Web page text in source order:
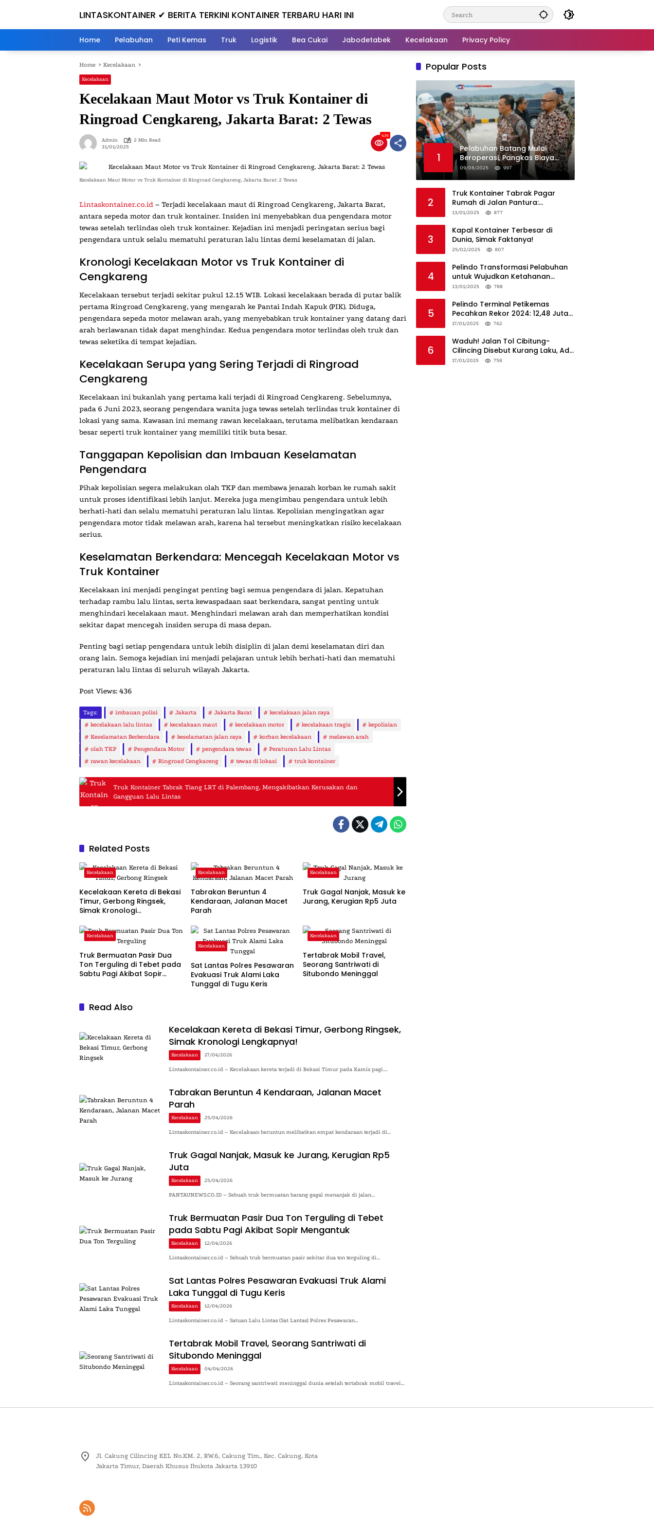
LINTASKONTAINER ✔ BERITA TERKINI KONTAINER TERBARU HARI INI
Home Pelabuhan Peti Kemas Truk Logistik Bea Cukai Jabodetabek Kecelakaan Privacy Policy
Home Kecelakaan
Kecelakaan
Kecelakaan Maut Motor vs Truk Kontainer di
Ringroad Cengkareng, Jakarta Barat: 2 Tewas
Admin
2 Min Read
31/01/2025
436
Kecelakaan Maut Motor vs Truk Kontainer di Ringroad Cengkareng, Jakarta Barat: 2 Tewas
Lintaskontainer.co.id – Terjadi kecelakaan maut di Ringroad Cengkareng, Jakarta Barat,
antara sepeda motor dan truk kontainer. Insiden ini menyebabkan dua pengendara motor
tewas setelah terlindas oleh truk kontainer. Kejadian ini menjadi peringatan serius bagi
pengendara untuk selalu mematuhi peraturan lalu lintas demi keselamatan di jalan.
Kronologi Kecelakaan Motor vs Truk Kontainer di
Cengkareng
Kecelakaan tersebut terjadi sekitar pukul 12.15 WIB. Lokasi kecelakaan berada di putar balik
pertama Ringroad Cengkareng, yang mengarah ke Pantai Indah Kapuk (PIK). Diduga,
pengendara sepeda motor melawan arah, yang menyebabkan truk kontainer yang datang dari
arah berlawanan tidak dapat menghindar. Kedua pengendara motor terlindas oleh truk dan
tewas seketika di tempat kejadian.
Kecelakaan Serupa yang Sering Terjadi di Ringroad
Cengkareng
Kecelakaan ini bukanlah yang pertama kali terjadi di Ringroad Cengkareng. Sebelumnya,
pada 6 Juni 2023, seorang pengendara wanita juga tewas setelah terlindas truk kontainer di
lokasi yang sama. Kawasan ini memang rawan kecelakaan, terutama melibatkan kendaraan
besar seperti truk kontainer yang memiliki titik buta besar.
Tanggapan Kepolisian dan Imbauan Keselamatan
Pengendara
Pihak kepolisian segera melakukan olah TKP dan membawa jenazah korban ke rumah sakit
untuk proses identifikasi lebih lanjut. Mereka juga mengimbau pengendara untuk lebih
berhati-hati dan selalu mematuhi peraturan lalu lintas. Kepolisian mengingatkan agar
pengendara motor tidak melawan arah, karena hal tersebut meningkatkan risiko kecelakaan
serius.
Keselamatan Berkendara: Mencegah Kecelakaan Motor vs
Truk Kontainer
Kecelakaan ini menjadi pengingat penting bagi semua pengendara di jalan. Kepatuhan
terhadap rambu lalu lintas, serta kewaspadaan saat berkendara, sangat penting untuk
menghindari kecelakaan maut. Menghindari melawan arah dan memperhatikan kondisi
sekitar dapat mencegah insiden serupa di masa depan.
Penting bagi setiap pengendara untuk lebih disiplin di jalan demi keselamatan diri dan
orang lain. Semoga kejadian ini menjadi pelajaran untuk lebih berhati-hati dan mematuhi
peraturan lalu lintas di seluruh wilayah Jakarta.
Post Views: 436
Tags: imbauan polisi Jakarta Jakarta Barat
kecelakaan jalan raya
kecelakaan lalu lintas
kecelakaan maut kecelakaan motor kecelakaan tragis
kepolisian
Keselamatan Berkendara
keselamatan jalan raya korban kecelakaan
melawan arah
olah TKP
Pengendara Motor pengendara tewas
Peraturan Lalu Lintas
rawan kecelakaan
Ringroad Cengkareng tewas di lokasi truk kontainer
Truk Kontainer Tabrak Tiang LRT di Palembang, Mengakibatkan Kerusakan dan
Gangguan Lalu Lintas
Related Posts
Kecelakaan
Kecelakaan Kereta di Bekasi
Timur, Gerbong Ringsek,
Simak Kronologi
Kecelakaan
Tabrakan Beruntun 4
Kendaraan, Jalanan Macet
Parah
Kecelakaan
Truk Gagal Nanjak, Masuk ke
Jurang, Kerugian Rp5 Juta
Kecelakaan
Truk Bermuatan Pasir Dua
Ton Terguling di Tebet pada
Sabtu Pagi Akibat Sopir
Kecelakaan
Sat Lantas Polres Pesawaran
Evakuasi Truk Alami Laka
Tunggal di Tugu Keris
Kecelakaan
Tertabrak Mobil Travel,
Seorang Santriwati di
Situbondo Meninggal
Read Also
Kecelakaan Kereta di Bekasi Timur, Gerbong Ringsek,
Simak Kronologi Lengkapnya!
Kecelakaan 27/04/2026
Lintaskontainer.co.id – Kecelakaan kereta terjadi di Bekasi Timur pada Kamis pagi….
Tabrakan Beruntun 4 Kendaraan, Jalanan Macet
Parah
Kecelakaan 25/04/2026
Lintaskontainer.co.id – Kecelakaan beruntun melibatkan empat kendaraan terjadi di…
Truk Gagal Nanjak, Masuk ke Jurang, Kerugian Rp5
Juta
Kecelakaan 25/04/2026
PANTAUNEWS.CO.ID – Sebuah truk bermuatan barang gagal menanjak di jalan…
Truk Bermuatan Pasir Dua Ton Terguling di Tebet
pada Sabtu Pagi Akibat Sopir Mengantuk
Kecelakaan 12/04/2026
Lintaskontainer.co.id – Sebuah truk bermuatan pasir sekitar dua ton terguling di…
Sat Lantas Polres Pesawaran Evakuasi Truk Alami
Laka Tunggal di Tugu Keris
Kecelakaan 12/04/2026
Lintaskontainer.co.id – Satuan Lalu Lintas (Sat Lantas) Polres Pesawaran…
Tertabrak Mobil Travel, Seorang Santriwati di
Situbondo Meninggal
Kecelakaan 04/04/2026
Lintaskontainer.co.id – Seorang santriwati meninggal dunia setelah tertabrak mobil travel…
Popular Posts
1
Pelabuhan Batang Mulai
Beroperasi, Pangkas Biaya
Logistik Industri!
09/08/2025 997
2
Truk Kontainer Tabrak Pagar
Rumah di Jalan Pantura:
Kronologi dan Langkah
13/01/2025 877
3
Kapal Kontainer Terbesar di
Dunia, Simak Faktanya!
25/02/2025 807
4
Pelindo Transformasi Pelabuhan
untuk Wujudkan Ketahanan
Logistik dan Daya Saing Global
13/01/2025 788
5
Pelindo Terminal Petikemas
Pecahkan Rekor 2024: 12,48 Juta
TEUs, Bukti Keunggulan Logistik
17/01/2025 762
6
Waduh! Jalan Tol Cibitung-
Cilincing Disebut Kurang Laku, Ada
Apa?
17/01/2025 758
Jl. Cakung Cilincing KEL No.KM. 2, RW.6, Cakung Tim., Kec. Cakung, Kota
Jakarta Timur, Daerah Khusus Ibukota Jakarta 13910